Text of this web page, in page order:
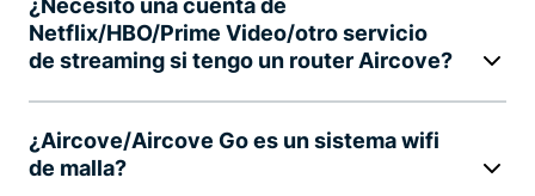
¿Necesito una cuenta de
Netflix/HBO/Prime Video/otro servicio
de streaming si tengo un router Aircove?
¿Aircove/Aircove Go es un sistema wifi
de malla?